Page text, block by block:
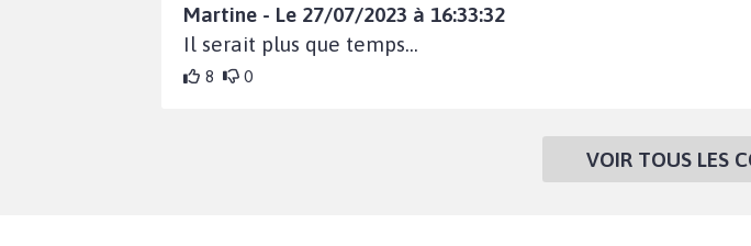
Martine - Le 27/07/2023 à 16:33:32
Il serait plus que temps...
8 0
VOIR TOUS LES